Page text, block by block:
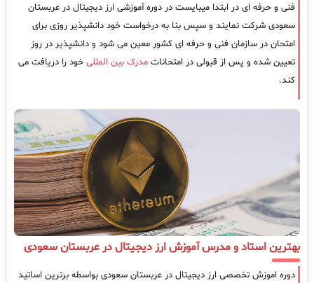
فنی و حرفه ای در ابتدا میبایست در دوره آموزشی ارز دیجیتال در عربستان
سعودی شرکت نمایند و سپس بنا به درخواست خود دانشپذیر روزی برای
امتحان در سازمان فنی و حرفه ای کشور معین می شود و دانشپذیر در روز
تعیین شده و پس از قبولی در امتحانات مدرک بین المللی خود را دریافت می
کند.
بهترین استاد و مدرس آموزش ارز دیجیتال در عربستان سعودی
دوره اموزش تخصصی ارز دیجیتال در عربستان سعودی بواسطه برترین اساتید